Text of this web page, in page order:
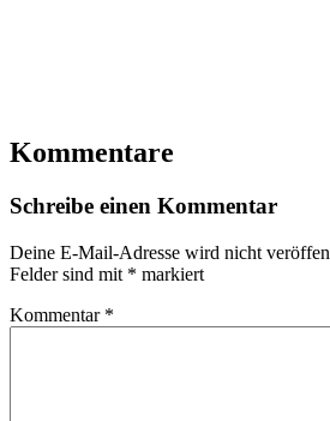
Kommentare
Schreibe einen Kommentar
Deine E-Mail-Adresse wird nicht
Felder sind mit * markiert
Kommentar *